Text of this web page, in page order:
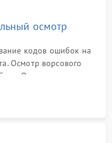
осмотр
кодов ошибок на
Осмотр ворсового
Опрос клиента о
барабан, сильно шумит